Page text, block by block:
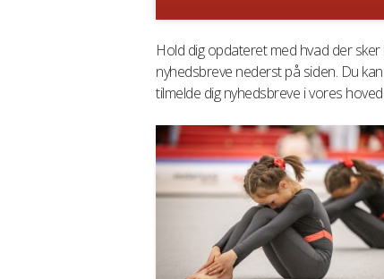
Hold dig opdateret med hvad der
nyhedsbreve nederst på siden. Du
tilmelde dig nyhedsbreve i vores